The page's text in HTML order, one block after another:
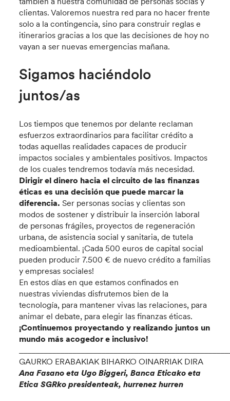
clientas. Valoremos nuestra red para no hacer frente
solo a la contingencia, sino para construir reglas e
itinerarios gracias a los que las decisiones de hoy no
vayan a ser nuevas emergencias mañana.
Sigamos haciéndolo
juntos/as
Los tiempos que tenemos por delante reclaman
esfuerzos extraordinarios para facilitar crédito a
todas aquellas realidades capaces de producir
impactos sociales y ambientales positivos. Impactos
de los cuales tendremos todavía más necesidad.
Dirigir el dinero hacia el circuito de las finanzas
éticas es una decisión que puede marcar la
diferencia. Ser personas socias y clientas son
modos de sostener y distribuir la inserción laboral
de personas frágiles, proyectos de regeneración
urbana, de asistencia social y sanitaria, de tutela
medioambiental. ¡Cada 500 euros de capital social
pueden producir 7.500 € de nuevo crédito a familias
y empresas sociales!
En estos días en que estamos confinados en
nuestras viviendas disfrutemos bien de la
tecnología, para mantener vivas las relaciones, para
animar el debate, para elegir las finanzas éticas.
¡Continuemos proyectando y realizando juntos un
mundo más acogedor e inclusivo!
GAURKO ERABAKIAK BIHARKO OINARRIAK DIRA
Ana Fasano eta Ugo Biggeri, Banca Eticako eta
Etica SGRko presidenteak, hurrenez hurren